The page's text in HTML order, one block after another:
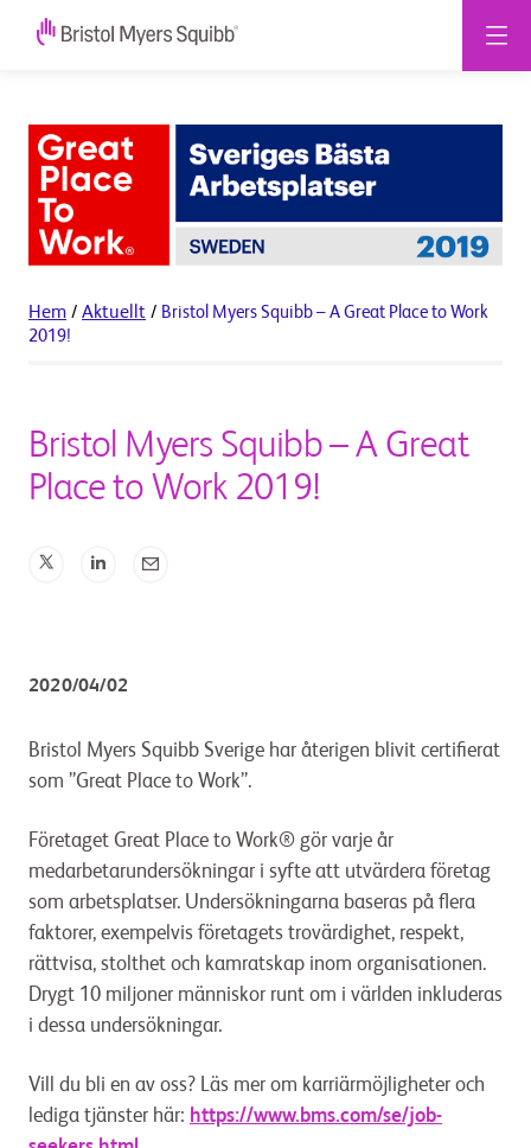
Hem / Aktuellt / Bristol Myers Squibb – A Great Place to Work
2019!
Bristol Myers Squibb – A Great
Place to Work 2019!
2020/04/02
Bristol Myers Squibb Sverige har återigen blivit certifierat
som ”Great Place to Work”.
Företaget Great Place to Work® gör varje år
medarbetarundersökningar i syfte att utvärdera företag
som arbetsplatser. Undersökningarna baseras på flera
faktorer, exempelvis företagets trovärdighet, respekt,
rättvisa, stolthet och kamratskap inom organisationen.
Drygt 10 miljoner människor runt om i världen inkluderas
i dessa undersökningar.
Vill du bli en av oss? Läs mer om karriärmöjligheter och
lediga tjänster här: https://www.bms.com/se/job-